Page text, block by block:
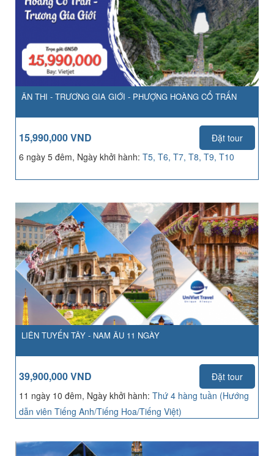
ÂN THI - TRƯƠNG GIA GIỚI - PHƯỢNG HOÀNG CỔ TRẤN
15,990,000 VND
Đặt tour
6 ngày 5 đêm, Ngày khởi hành: T5, T6, T7, T8, T9, T10
LIÊN TUYẾN TÂY - NAM ÂU 11 NGÀY
39,900,000 VND
Đặt tour
11 ngày 10 đêm, Ngày khởi hành: Thứ 4 hàng tuần (Hướng
dẫn viên Tiếng Anh/Tiếng Hoa/Tiếng Việt)